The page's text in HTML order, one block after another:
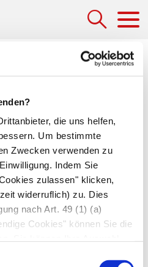
die uns helfen,
Um bestimmte
Zwecken verwenden zu
Indem Sie
zulassen" klicken,
widerruflich) zu. Dies
nach Art. 49 (1) (a)
Cookies" können Sie die
Nuklearmedizin
bösartigen Tumoren
innen heraus
Beispiele sind die
und
von